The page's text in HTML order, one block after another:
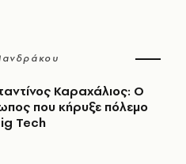
Καραχάλιος: Ο
που κήρυξε πόλεμο
Tech